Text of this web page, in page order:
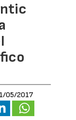
05/2017